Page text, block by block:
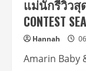
เ
ค
มูนิ
ตี้
ที่
รู้
ใจ
แม่
แม่นักรีวิวสุด
CONTEST
Hannah
Amarin Baby